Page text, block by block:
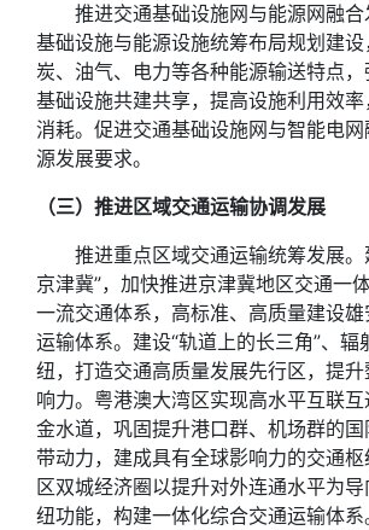
推进交通基础设施网与能源网融合
基础设施与能源设施统筹布局规划建
炭、油气、电力等各种能源输送特点
基础设施共建共享，提高设施利用效
消耗。促进交通基础设施网与智能电
源发展要求。
（三）推进区域交通运输协调发展
推进重点区域交通运输统筹发展。
京津冀”，加快推进京津冀地区交通一
一流交通体系，高标准、高质量建设
运输体系。建设“轨道上的长三角”、辐
纽，打造交通高质量发展先行区，提
响力。粤港澳大湾区实现高水平互联
金水道，巩固提升港口群、机场群的
带动力，建成具有全球影响力的交通
区双城经济圈以提升对外连通水平为
纽功能，构建一体化综合交通运输体